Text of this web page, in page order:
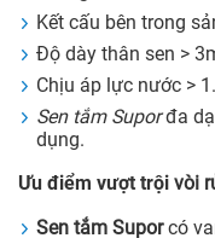
Kết cấu bên trong
Độ dày thân sen >
Chịu áp lực nước >
Sen tắm Suporđa
dụng.
Ưu điểm vượt trội vòi
Sen tắm Suporcó